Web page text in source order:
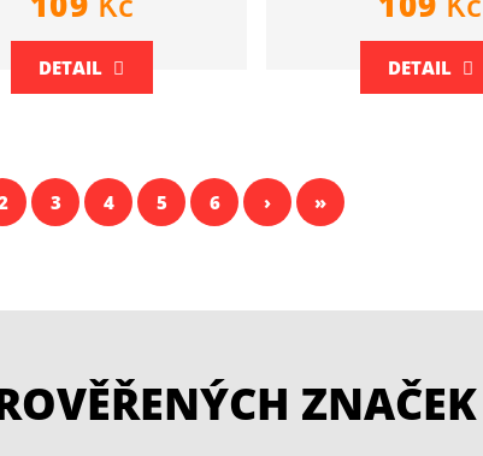
DETAIL DETAIL
3 4 5 6 › »
ZNAČEK